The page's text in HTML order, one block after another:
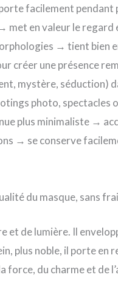
facilement pendant
en valeur le
→ tient bien
créer une présence
mystère, séduction)
photo, spectacles
plus minimaliste →
→ se conserve
du masque, sans
et de lumière. Il
plus noble, il porte
force, du charme et de